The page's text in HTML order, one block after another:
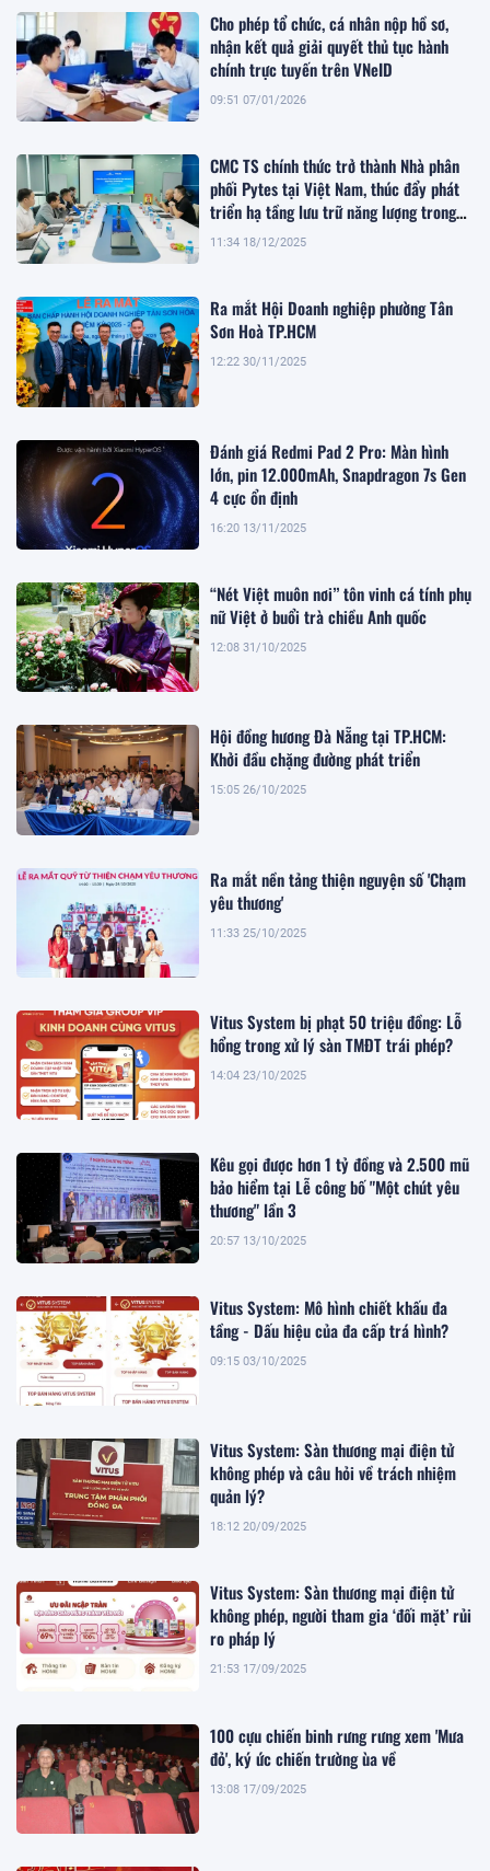
Cho phép tổ chức, cá nhân nộp hồ sơ,
nhận kết quả giải quyết thủ tục hành
chính trực tuyến trên VNeID
09:51 07/01/2026
CMC TS chính thức trở thành Nhà phân
phối Pytes tại Việt Nam, thúc đẩy phát
triển hạ tầng lưu trữ năng lượng trong
giai đoạn chuyển dịch xanh
11:34 18/12/2025
Ra mắt Hội Doanh nghiệp phường Tân
Sơn Hoà TP.HCM
12:22 30/11/2025
Đánh giá Redmi Pad 2 Pro: Màn hình
lớn, pin 12.000mAh, Snapdragon 7s Gen
4 cực ổn định
16:20 13/11/2025
“Nét Việt muôn nơi” tôn vinh cá tính phụ
nữ Việt ở buổi trà chiều Anh quốc
12:08 31/10/2025
Hội đồng hương Đà Nẵng tại TP.HCM:
Khởi đầu chặng đường phát triển
15:05 26/10/2025
Ra mắt nền tảng thiện nguyện số 'Chạm
yêu thương'
11:33 25/10/2025
Vitus System bị phạt 50 triệu đồng: Lỗ
hổng trong xử lý sàn TMĐT trái phép?
14:04 23/10/2025
Kêu gọi được hơn 1 tỷ đồng và 2.500 mũ
bảo hiểm tại Lễ công bố "Một chút yêu
thương" lần 3
20:57 13/10/2025
Vitus System: Mô hình chiết khấu đa
tầng - Dấu hiệu của đa cấp trá hình?
09:15 03/10/2025
Vitus System: Sàn thương mại điện tử
không phép và câu hỏi về trách nhiệm
quản lý?
18:12 20/09/2025
Vitus System: Sàn thương mại điện tử
không phép, người tham gia ‘đối mặt’ rủi
ro pháp lý
21:53 17/09/2025
100 cựu chiến binh rưng rưng xem 'Mưa
đỏ', ký ức chiến trường ùa về
13:08 17/09/2025